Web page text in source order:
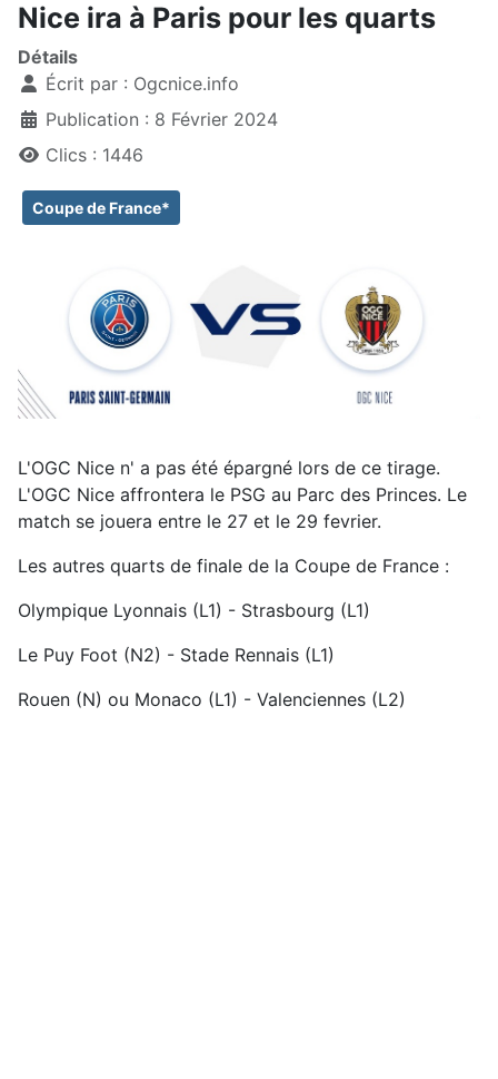
Nice ira à Paris pour les quarts
Détails
Écrit par : Ogcnice.info
Publication : 8 Février 2024
Clics : 1446
Coupe de France*
L'OGC Nice n' a pas été épargné lors de ce tirage.
L'OGC Nice affrontera le PSG au Parc des Princes. Le
match se jouera entre le 27 et le 29 fevrier.
Les autres quarts de finale de la Coupe de France :
Olympique Lyonnais (L1) - Strasbourg (L1)
Le Puy Foot (N2) - Stade Rennais (L1)
Rouen (N) ou Monaco (L1) - Valenciennes (L2)